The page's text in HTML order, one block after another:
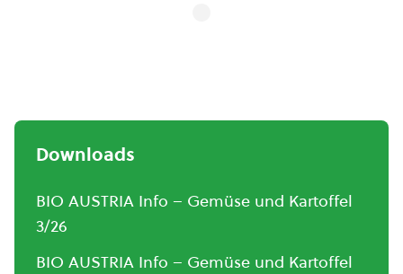
Downloads
BIO AUSTRIA Info – Gemüse und Kartoffel
3/26
BIO AUSTRIA Info – Gemüse und Kartoffel